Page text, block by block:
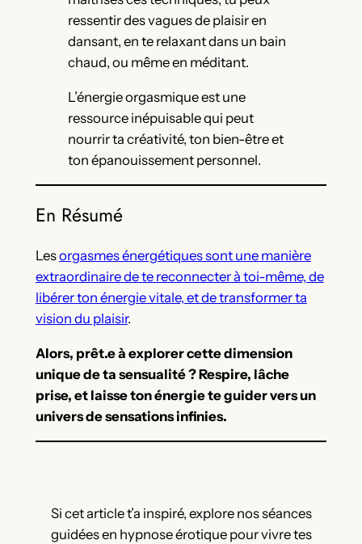
ressentir des vagues de plaisir en
dansant, en te relaxant dans un bain
chaud, ou même en méditant.
L’énergie orgasmique est une
ressource inépuisable qui peut
nourrir ta créativité, ton bien-être et
ton épanouissement personnel.
En Résumé
Lesorgasmes énergétiques sont une manière
extraordinaire de te reconnecter à toi-même, de
libérer ton énergie vitale, et de transformer ta
vision du plaisir.
Alors, prêt.e à explorer cette dimension
unique de ta sensualité ? Respire, lâche
prise, et laisse ton énergie te guider vers un
univers de sensations infinies.
Si cet article t’a inspiré, explore nos séances
guidées en hypnose érotique pour vivre tes